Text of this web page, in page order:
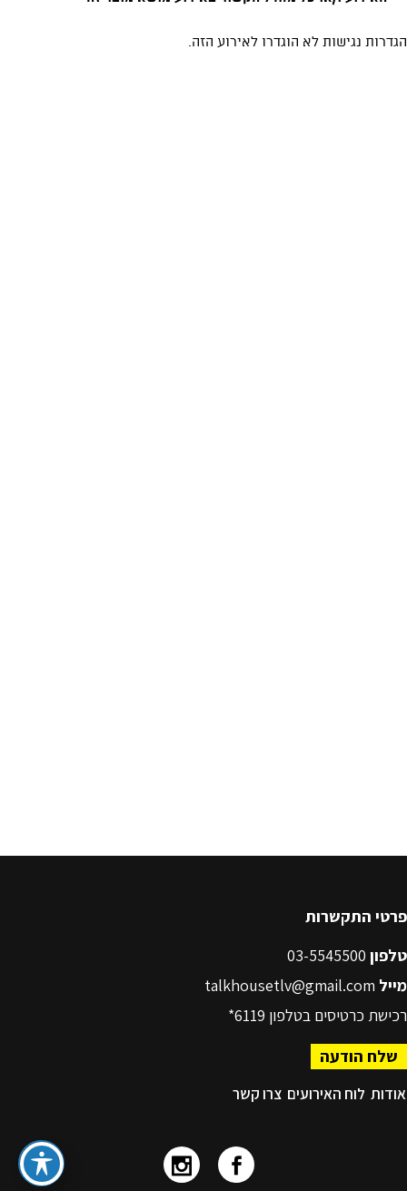
פרטי התקשרות
טלפון
מייל talkhousetlv@gmail.com
רכישת כרטיסים בטלפון 6119*
שלח הודעה
אודות לוח האירועים צרו קשר